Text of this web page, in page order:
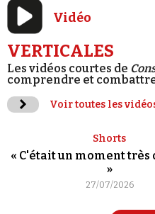
Vidéo
VERTICALES
Les vidéos courtes de
comprendre et
Voir toutes les
Shorts
« C'était un moment
»
27/07/2026